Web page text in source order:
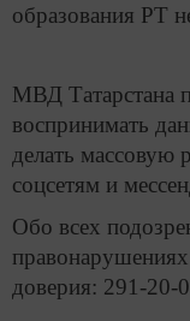
образования РТ
МВД Татарстана
воспринимать
делать массовую
соцсетям и
Обо всех
доверия: 291-20-